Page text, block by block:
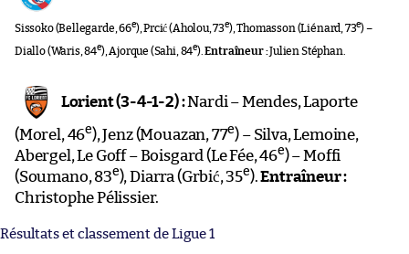
Sissoko (Bellegarde, 66e), Prcić (Aholou, 73e), Thomasson (Liénard, 73e) –
Diallo (Waris, 84e), Ajorque (Sahi, 84e).Entraîneur :Julien Stéphan.
Lorient (3-4-1-2) :Nardi – Mendes, Laporte
(Morel, 46e), Jenz (Mouazan, 77e) – Silva, Lemoine,
Abergel, Le Goff – Boisgard (Le Fée, 46e) – Moffi
(Soumano, 83e), Diarra (Grbić, 35e).Entraîneur :
Christophe Pélissier.
Résultats et classement de Ligue 1